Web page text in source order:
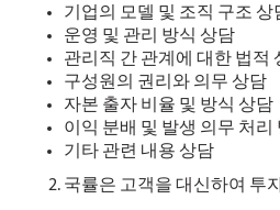
기업의 모델 및 조직 구조 상
운영 및 관리 방식 상담
관리직 간 관계에 대한 법적
구성원의 권리와 의무 상담
자본 출자 비율 및 방식 상담
이익 분배 및 발생 의무 처리
기타 관련 내용 상담
국률은 고객을 대신하여 투